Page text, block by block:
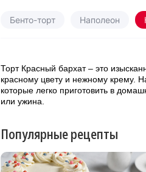
Рецепты
Бенто-торт Наполеон
Торт Красный бархат – это
красному цвету и нежному крему.
которые легко приготовить в
или ужина.
Популярные рецепты